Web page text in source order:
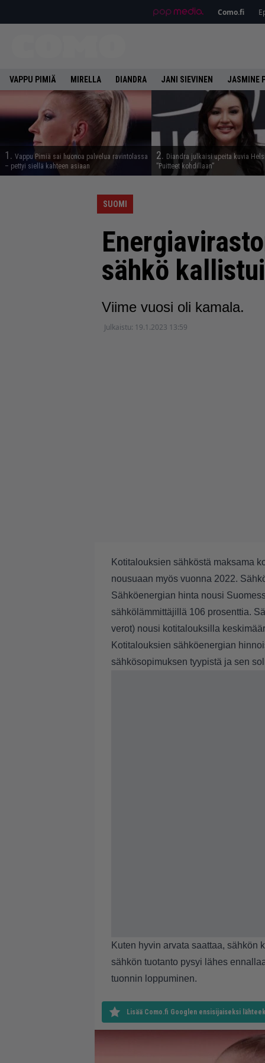
Como.fi
VAPPU PIMIÄ MIRELLA DIANDRA JANI SIEVINEN JASMINE
1. Vappu Pimiä sai huonoa palvelua ravintolassa
– pettyi siellä kahteen asiaan
2. Diandra julkaisi upeita kuvia
”Puitteet kohdillaan”
SUOMI
sähkö kallistui
Viime vuosi oli kamala.
Julkaistu: 19.1.2023 13:59
Kotitalouksien sähköstä maksama
nousuaan myös vuonna 2022.
Sähköenergian hinta nousi
sähkölämmittäjillä 106 prosenttia.
verot) nousi kotitalouksilla
Kotitalouksien sähköenergian
sähkösopimuksen tyypistä ja sen
Kuten hyvin arvata saattaa, sähkön
sähkön tuotanto pysyi lähes
tuonnin loppuminen.
Lisää Como.fi Googlen ensisijaiseksi